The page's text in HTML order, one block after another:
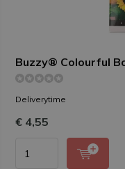
Buzzy® Colourful
Deliverytime
€ 4,55